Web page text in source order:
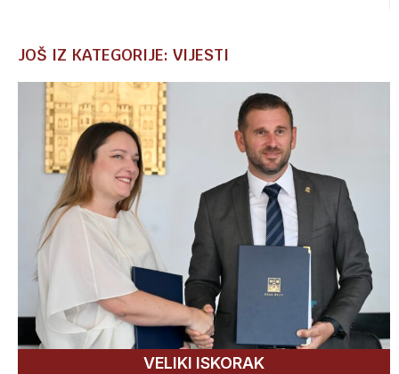
JOŠ IZ KATEGORIJE: VIJESTI
VELIKI ISKORAK